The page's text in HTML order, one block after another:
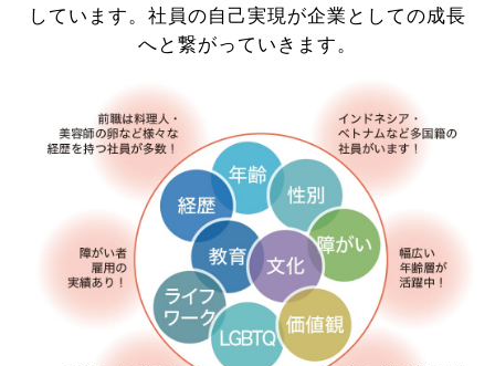
しています。社員の自己実現が企業としての成長
へと繋がっていきます。